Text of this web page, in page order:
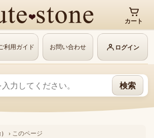
カート
利用ガイド お問い合わせ ログイン
検索
› このページ